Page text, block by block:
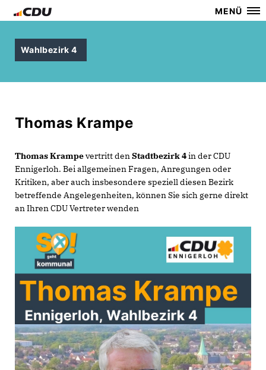
MENÜ
Wahlbezirk 4
Thomas Krampe
Thomas Krampevertritt denStadtbezirk 4in der CDU
Ennigerloh. Bei allgemeinen Fragen, Anregungen oder
Kritiken, aber auch insbesondere speziell diesen Bezirk
betreffende Angelegenheiten, können Sie sich gerne direkt
an Ihren CDU Vertreter wenden